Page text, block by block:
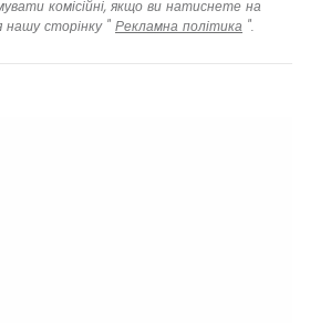
комісійні, якщо ви натиснете на
нашу сторінку " Рекламна політика ".